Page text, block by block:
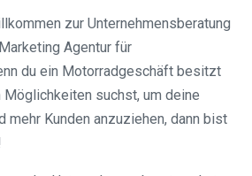
zur Unternehmensberatung
Agentur für
du ein Motorradgeschäft besitzt
Möglichkeiten suchst, um deine
mehr Kunden anzuziehen, dann bist